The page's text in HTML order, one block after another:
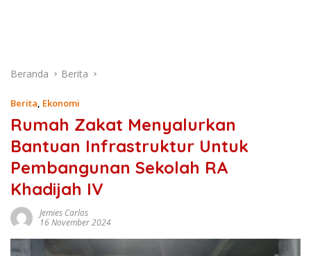
Beranda Berita
Berita, Ekonomi
Rumah Zakat Menyalurkan
Bantuan Infrastruktur Untuk
Pembangunan Sekolah RA
Khadijah IV
Jemies Carlos
16 November 2024